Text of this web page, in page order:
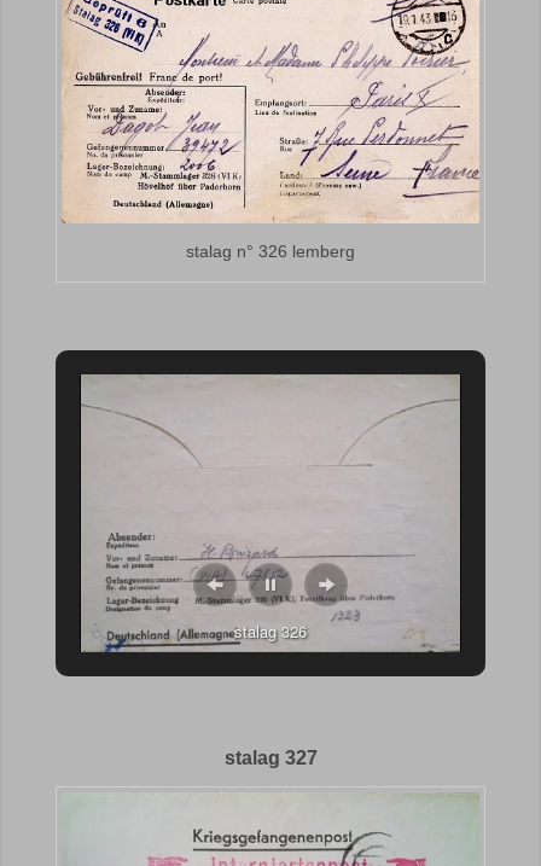
stalag n° 326 lemberg
stalag 326
stalag 327